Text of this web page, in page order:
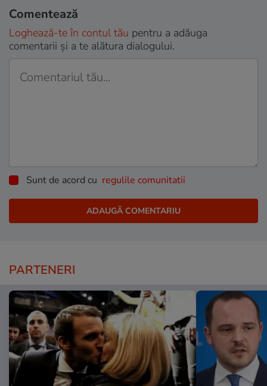
Comentează
Loghează-te în contul tău pentru a adăuga
comentarii și a te alătura dialogului.
Sunt de acord cu regulile comunitatii
PARTENERI